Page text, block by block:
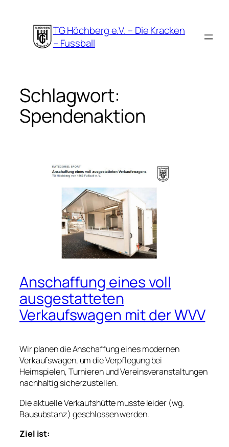
springen
TG Höchberg e.V. – Die Kracken
– Fussball
Schlagwort:
Spendenaktion
Anschaffung eines voll
ausgestatteten
Verkaufswagen mit der WVV
Wir planen die Anschaffung eines modernen
Verkaufswagen, um die Verpflegung bei
Heimspielen, Turnieren und Vereinsveranstaltungen
nachhaltig sicherzustellen.
Die aktuelle Verkaufshütte musste leider (wg.
Bausubstanz) geschlossen werden.
Ziel ist: